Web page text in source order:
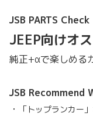
JSB PARTS Check
JEEP向けオ
純正+αで楽しめる
JSB Recommend
・
「トップランカー